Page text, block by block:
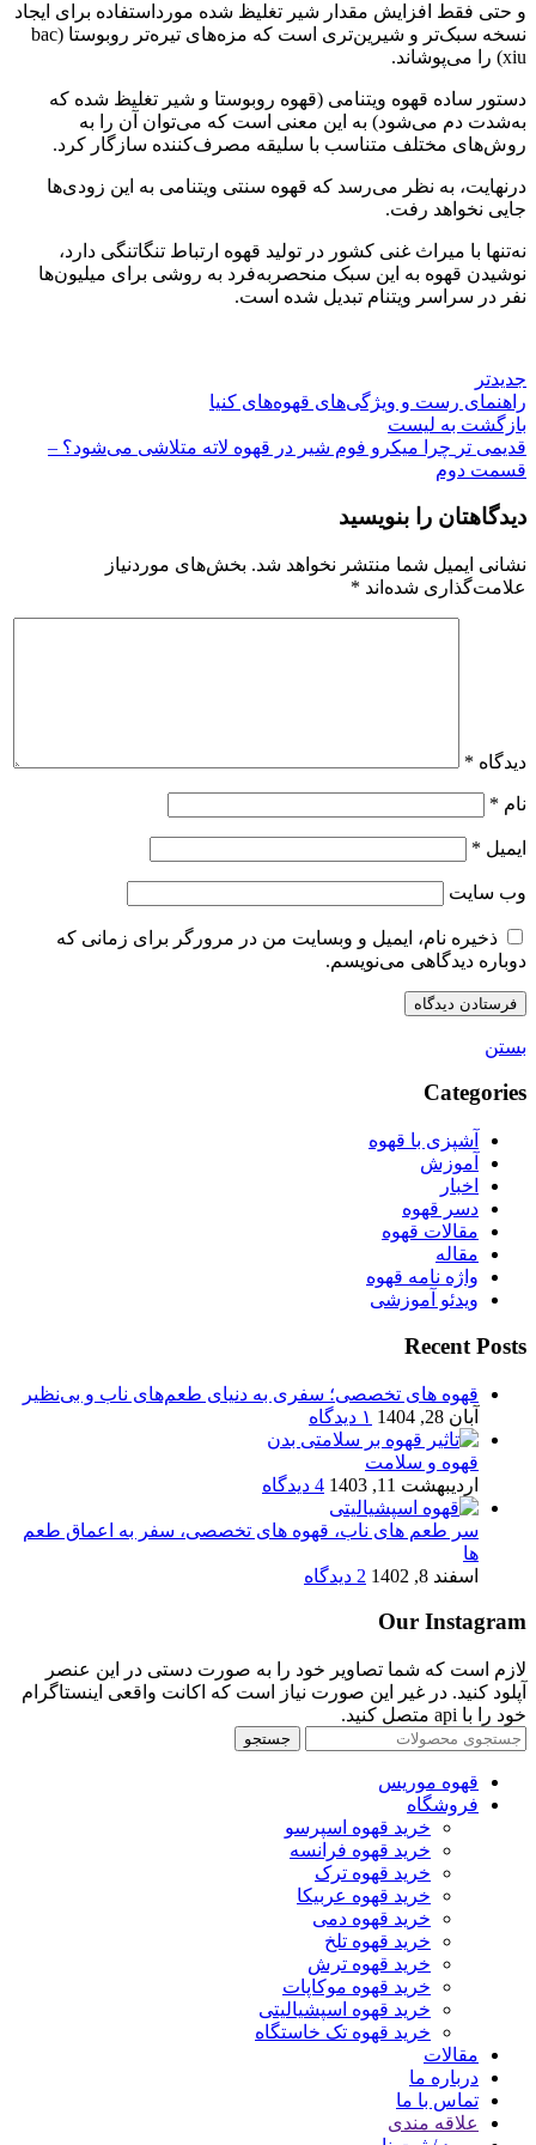
و حتی فقط افزایش مقدار شیر تغلیظ شده مورداستفاده برای ایجاد
نسخه سبک‌تر و شیرین‌تری است که مزه‌های تیره‌تر روبوستا (bac
xiu) را می‌پوشاند.
دستور ساده قهوه ویتنامی (قهوه روبوستا و شیر تغلیظ شده که
به‌شدت دم می‌شود) به این معنی است که می‌توان آن را به
روش‌های مختلف متناسب با سلیقه مصرف‌کننده سازگار کرد.
درنهایت، به نظر می‌رسد که قهوه سنتی ویتنامی به این زودی‌ها
جایی نخواهد رفت.
نه‌تنها با میراث غنی کشور در تولید قهوه ارتباط تنگاتنگی دارد،
نوشیدن قهوه به این سبک منحصربه‌فرد به روشی برای میلیون‌ها
نفر در سراسر ویتنام تبدیل شده است.
جدیدتر
راهنمای رست و ویژگی‌های قهوه‌های کنیا
بازگشت به لیست
قدیمی تر چرا میکرو فوم شیر در قهوه لاته متلاشی می‌شود؟ –
قسمت دوم
دیدگاهتان را بنویسید
نشانی ایمیل شما منتشر نخواهد شد. بخش‌های موردنیاز
علامت‌گذاری شده‌اند *
دیدگاه *
نام *
ایمیل *
وب‌ سایت
ذخیره نام، ایمیل و وبسایت من در مرورگر برای زمانی که
دوباره دیدگاهی می‌نویسم.
بستن
Categories
آشپزی با قهوه
آموزش
اخبار
دسر قهوه
مقالات قهوه
مقاله
واژه نامه قهوه
ویدئو آموزشی
Recent Posts
قهوه های تخصصی؛ سفری به دنیای طعم‌های ناب و بی‌نظیر
آبان 28, 1404
۱ دیدگاه
قهوه و سلامت
اردیبهشت 11, 1403
4 دیدگاه
سر طعم های ناب، قهوه های تخصصی، سفر به اعماق طعم
ها
اسفند 8, 1402
2 دیدگاه
Our Instagram
لازم است که شما تصاویر خود را به صورت دستی در این عنصر
آپلود کنید. در غیر این صورت نیاز است که اکانت واقعی اینستاگرام
خود را با api متصل کنید.
جستجو
قهوه موریس
فروشگاه
خرید قهوه اسپرسو
خرید قهوه فرانسه
خرید قهوه ترک
خرید قهوه عربیکا
خرید قهوه دمی
خرید قهوه تلخ
خرید قهوه ترش
خرید قهوه موکاپات
خرید قهوه اسپشیالیتی
خرید قهوه تک خاستگاه
مقالات
درباره ما
تماس با ما
علاقه مندی